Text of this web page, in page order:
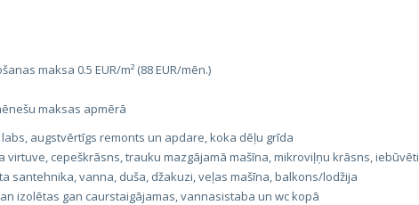
maksa 0.5 EUR/m² (88 EUR/mēn.)
maksas apmērā
augstvērtīgs remonts un apdare, koka dēļu grīda
virtuve, cepeškrāsns, trauku mazgājamā mašīna, mikroviļņu krāsns, iebūvēti
santehnika, vanna, duša, džakuzi, veļas mašīna, balkons/lodžija
izolētas gan caurstaigājamas, vannasistaba un wc kopā